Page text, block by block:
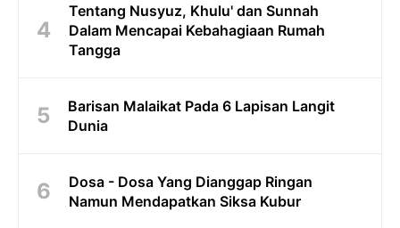
Tentang Nusyuz, Khulu' dan Sunnah
Dalam Mencapai Kebahagiaan Rumah
Tangga
Barisan Malaikat Pada 6 Lapisan Langit
Dunia
Dosa - Dosa Yang Dianggap Ringan
Namun Mendapatkan Siksa Kubur